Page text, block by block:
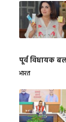
पूर्व विधायक
भारत